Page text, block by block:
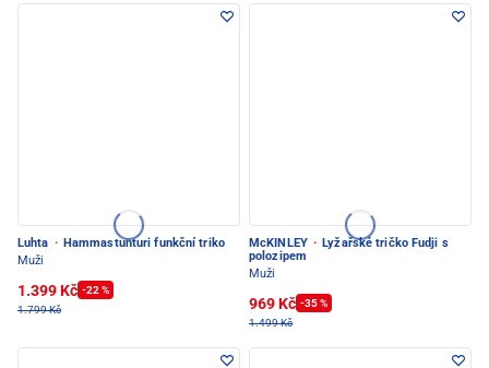
Luhta · Hammastunturi funkční triko
Muži
1.399 Kč -22 %
1.799 Kč
McKINLEY · Lyžařské tričko Fudji s
polozipem
Muži
969 Kč -35 %
1.499 Kč